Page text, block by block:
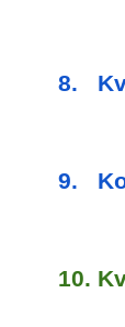
8.
9.
10.